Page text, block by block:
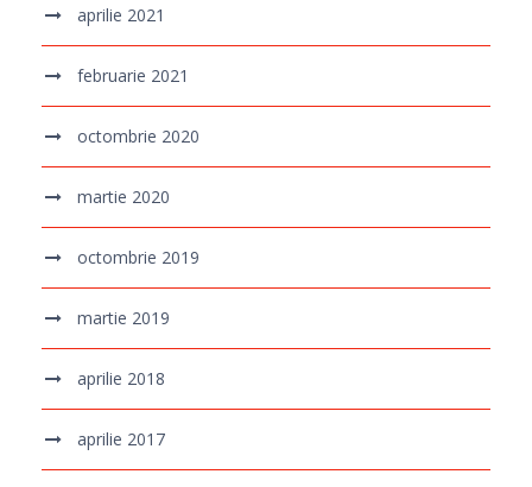
aprilie 2021
februarie 2021
octombrie 2020
martie 2020
octombrie 2019
martie 2019
aprilie 2018
aprilie 2017